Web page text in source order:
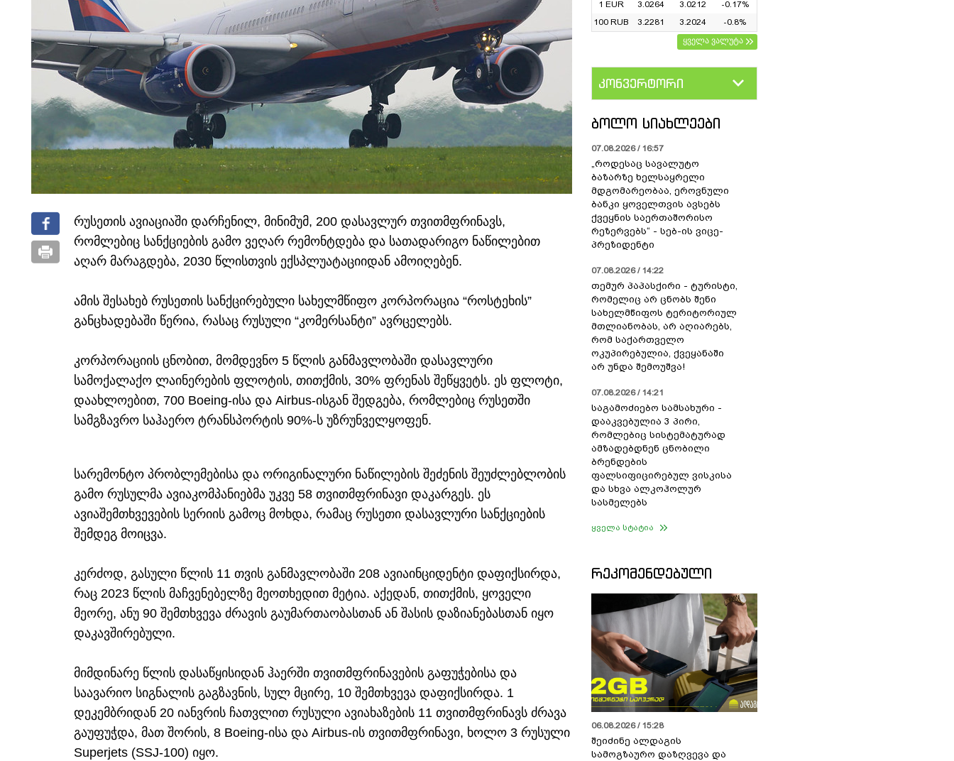
რუსეთის ავიაციაში დარჩენილ, მინიმუმ, 200 დასავლურ თვითმფრინავს,
რომლებიც სანქციების გამო ვეღარ რემონტდება და სათადარიგო ნაწილებით
აღარ მარაგდება, 2030 წლისთვის ექსპლუატაციიდან ამოიღებენ.
ამის შესახებ რუსეთის სანქცირებული სახელმწიფო კორპორაცია “როსტეხის”
განცხადებაში წერია, რასაც რუსული “კომერსანტი” ავრცელებს.
კორპორაციის ცნობით, მომდევნო 5 წლის განმავლობაში დასავლური
სამოქალაქო ლაინერების ფლოტის, თითქმის, 30% ფრენას შეწყვეტს. ეს ფლოტი,
დაახლოებით, 700 Boeing-ისა და Airbus-ისგან შედგება, რომლებიც რუსეთში
სამგზავრო საჰაერო ტრანსპორტის 90%-ს უზრუნველყოფენ.
სარემონტო პრობლემებისა და ორიგინალური ნაწილების შეძენის შეუძლებლობის
გამო რუსულმა ავიაკომპანიებმა უკვე 58 თვითმფრინავი დაკარგეს. ეს
ავიაშემთხვევების სერიის გამოც მოხდა, რამაც რუსეთი დასავლური სანქციების
შემდეგ მოიცვა.
კერძოდ, გასული წლის 11 თვის განმავლობაში 208 ავიაინციდენტი დაფიქსირდა,
რაც 2023 წლის მაჩვენებელზე მეოთხედით მეტია. აქედან, თითქმის, ყოველი
მეორე, ანუ 90 შემთხვევა ძრავის გაუმართაობასთან ან შასის დაზიანებასთან იყო
დაკავშირებული.
მიმდინარე წლის დასაწყისიდან ჰაერში თვითმფრინავების გაფუჭებისა და
საავარიო სიგნალის გაგზავნის, სულ მცირე, 10 შემთხვევა დაფიქსირდა. 1
დეკემბრიდან 20 იანვრის ჩათვლით რუსული ავიახაზების 11 თვითმფრინავს ძრავა
გაუფუჭდა, მათ შორის, 8 Boeing-ისა და Airbus-ის თვითმფრინავი, ხოლო 3 რუსული
Superjets (SSJ-100) იყო.
1 EUR
3.0264 3.0212
-0.17%
100 RUB
3.2281 3.2024
-0.8%
ყველა ვალუტა
კონვერტორი
ᲑᲝᲚᲝ ᲡᲘᲐᲮᲚᲔᲔᲑᲘ
07.08.2026 / 16:57
„როდესაც სავალუტო
ბაზარზე ხელსაყრელი
მდგომარეობაა, ეროვნული
ბანკი ყოველთვის ავსებს
ქვეყნის საერთაშორისო
რეზერვებს“ - სებ-ის ვიცე-
პრეზიდენტი
07.08.2026 / 14:22
თემურ პაპასქირი - ტურისტი,
რომელიც არ ცნობს შენი
სახელმწიფოს ტერიტორიულ
მთლიანობას, არ აღიარებს,
რომ საქართველო
ოკუპირებულია, ქვეყანაში
არ უნდა შემოუშვა!
07.08.2026 / 14:21
საგამოძიებო სამსახური -
დააკვებულია 3 პირი,
რომლებიც სისტემატურად
ამზადებდნენ ცნობილი
ბრენდების
ფალსიფიცირებულ ვისკისა
და სხვა ალკოჰოლურ
სასმელებს
ყველა სტატია
ᲠᲔᲙᲝᲛᲔᲜᲓᲔᲑᲣᲚᲘ
06.08.2026 / 15:28
შეიძინე ალდაგის
სამოგზაურო დაზღვევა და